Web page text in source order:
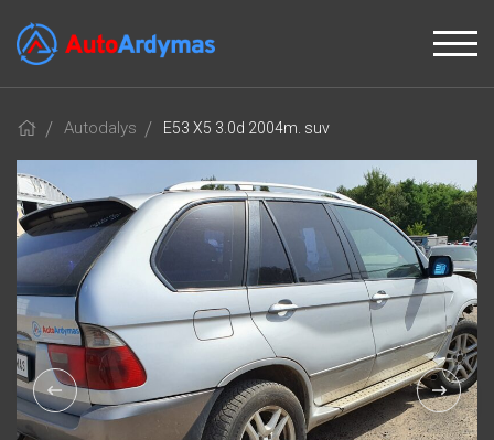
Autodalys E53 X5 3.0d 2004m. suv